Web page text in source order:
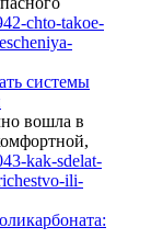
системы
вошла в